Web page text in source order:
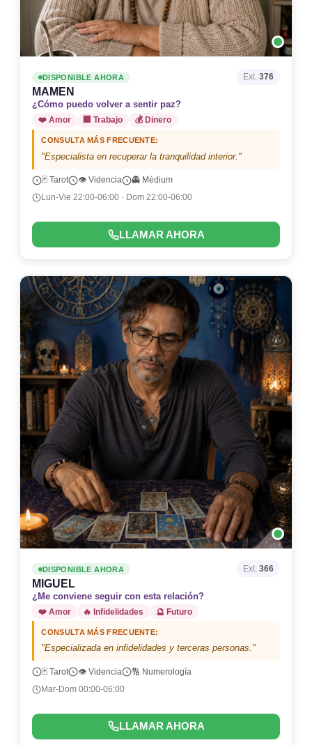
DISPONIBLE AHORA
MAMEN
¿Cómo puedo volver a sentir paz?
Ext. 376
❤️ Amor 🏢 Trabajo 💰 Dinero
CONSULTA MÁS FRECUENTE:
"Especialista en recuperar la tranquilidad interior."
🃏 Tarot 👁️ Videncia
👻 Médium
Lun-Vie 22:00-06:00 · Dom 22:00-06:00
LLAMAR AHORA
DISPONIBLE AHORA
MIGUEL
¿Me conviene seguir con esta relación?
Ext. 366
❤️ Amor 🔥 Infidelidades 🔮 Futuro
CONSULTA MÁS FRECUENTE:
"Especializada en infidelidades y terceras personas."
🃏 Tarot 👁️ Videncia
🔢 Numerología
Mar-Dom 00:00-06:00
LLAMAR AHORA